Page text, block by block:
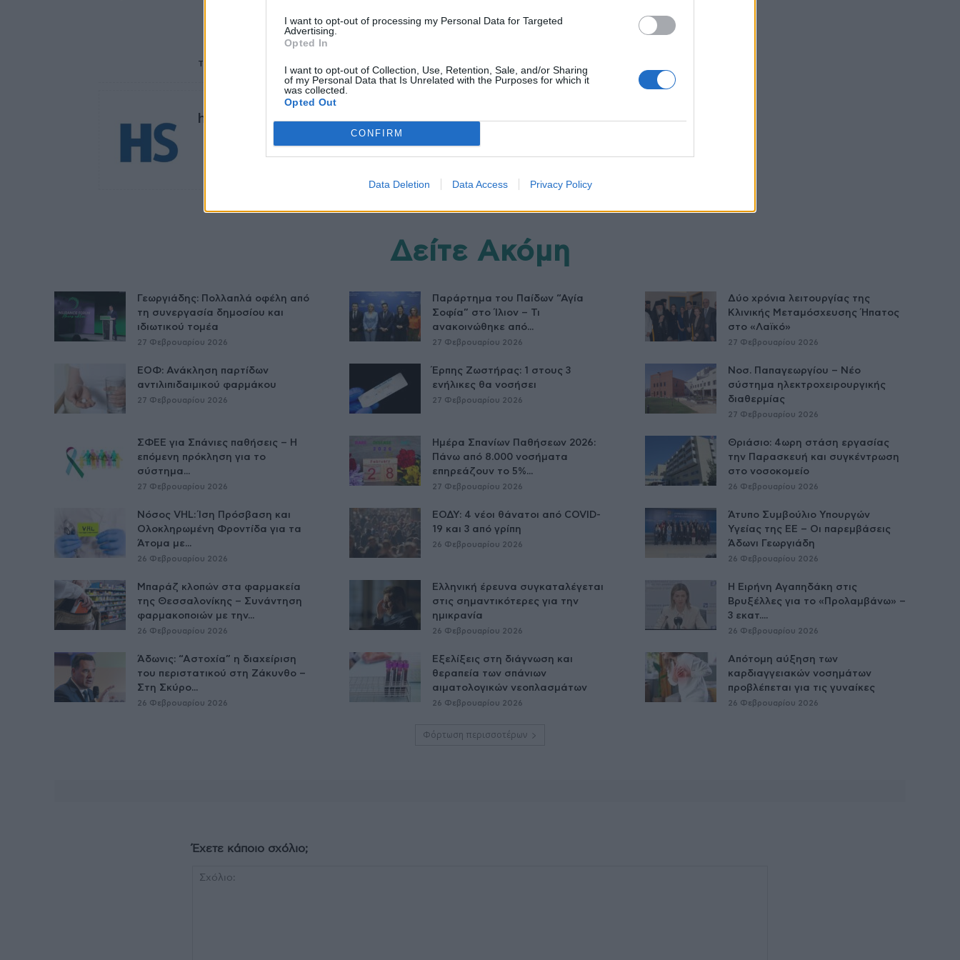
I want to opt-out of processing my Personal Data for Targeted
Advertising.
Opted In
I want to opt-out of Collection, Use, Retention, Sale, and/or Sharing
of my Personal Data that Is Unrelated with the Purposes for which it
was collected.
Opted Out
CONFIRM
Data Deletion Data Access Privacy Policy
TAGS
healthstories
Δείτε Ακόμη
Γεωργιάδης: Πολλαπλά οφέλη από
τη συνεργασία δημοσίου και
ιδιωτικού τομέα
27 Φεβρουαρίου 2026
Παράρτημα του Παίδων “Αγία
Σοφία” στο Ίλιον – Τι
ανακοινώθηκε από...
27 Φεβρουαρίου 2026
Δύο χρόνια λειτουργίας της
Κλινικής Μεταμόσχευσης Ήπατος
στο «Λαϊκό»
27 Φεβρουαρίου 2026
ΕΟΦ: Ανάκληση παρτίδων
αντιλιπιδαιμικού φαρμάκου
27 Φεβρουαρίου 2026
Έρπης Ζωστήρας: 1 στους 3
ενήλικες θα νοσήσει
27 Φεβρουαρίου 2026
Νοσ. Παπαγεωργίου – Νέο
σύστημα ηλεκτροχειρουργικής
διαθερμίας
27 Φεβρουαρίου 2026
ΣΦΕΕ για Σπάνιες παθήσεις – Η
επόμενη πρόκληση για το
σύστημα...
27 Φεβρουαρίου 2026
Ημέρα Σπανίων Παθήσεων 2026:
Πάνω από 8.000 νοσήματα
επηρεάζουν το 5%...
27 Φεβρουαρίου 2026
Θριάσιο: 4ωρη στάση εργασίας
την Παρασκευή και συγκέντρωση
στο νοσοκομείο
26 Φεβρουαρίου 2026
Νόσος VHL: Ίση Πρόσβαση και
Ολοκληρωμένη Φροντίδα για τα
Άτομα με...
26 Φεβρουαρίου 2026
ΕΟΔΥ: 4 νέοι θάνατοι από COVID-
19 και 3 από γρίπη
26 Φεβρουαρίου 2026
Άτυπο Συμβούλιο Υπουργών
Υγείας της ΕE – Οι παρεμβάσεις
Άδωνι Γεωργιάδη
26 Φεβρουαρίου 2026
Μπαράζ κλοπών στα φαρμακεία
της Θεσσαλονίκης – Συνάντηση
φαρμακοποιών με την...
26 Φεβρουαρίου 2026
Ελληνική έρευνα συγκαταλέγεται
στις σημαντικότερες για την
ημικρανία
26 Φεβρουαρίου 2026
Η Ειρήνη Αγαπηδάκη στις
Βρυξέλλες για το «Προλαμβάνω» –
3 εκατ....
26 Φεβρουαρίου 2026
Άδωνις: “Αστοχία” η διαχείριση
του περιστατικού στη Ζάκυνθο –
Στη Σκύρο...
26 Φεβρουαρίου 2026
Εξελίξεις στη διάγνωση και
θεραπεία των σπάνιων
αιματολογικών νεοπλασμάτων
26 Φεβρουαρίου 2026
Απότομη αύξηση των
καρδιαγγειακών νοσημάτων
προβλέπεται για τις γυναίκες
26 Φεβρουαρίου 2026
Φόρτωση περισσοτέρων
Έχετε κάποιο σχόλιο;